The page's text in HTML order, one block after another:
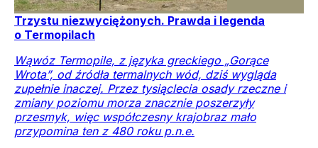
Trzystu niezwyciężonych. Prawda i legenda
o Termopilach
Wąwóz Termopile, z języka greckiego „Gorące
Wrota”, od źródła termalnych wód, dziś wygląda
zupełnie inaczej. Przez tysiąclecia osady rzeczne i
zmiany poziomu morza znacznie poszerzyły
przesmyk, więc współczesny krajobraz mało
przypomina ten z 480 roku p.n.e.